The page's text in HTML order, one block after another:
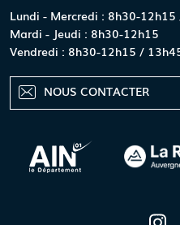
Lundi - Mercredi : 8h30-
Mardi - Jeudi : 8h30-12h15
Vendredi : 8h30-12h15 /
NOUS CONTACTER